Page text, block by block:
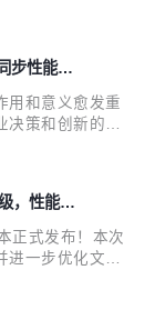
。此外，本版
seatunnel.apac
github.co
步性能与
用和意义愈发重
策和创新的关
了多项功能增
的更新状况在
更
详情。 WhaleT
，性能提
正式发布！本次
一步优化文档
持的引入，以及